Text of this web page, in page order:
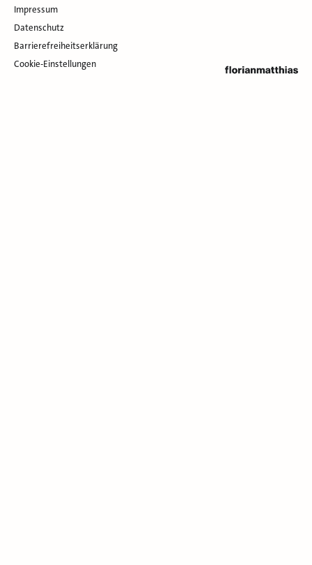
Impressum
Datenschutz
Barrierefreiheitserklärung
Cookie-Einstellungen